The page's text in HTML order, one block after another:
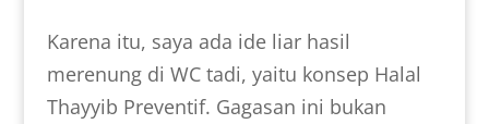
Karena itu, saya ada ide liar hasil
merenung di WC tadi, yaitu konsep Halal
Thayyib Preventif. Gagasan ini bukan